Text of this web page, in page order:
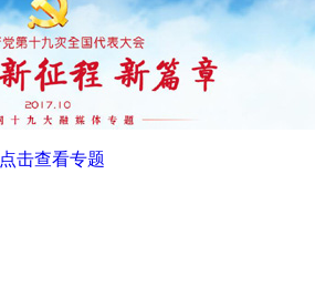
点击查看专题